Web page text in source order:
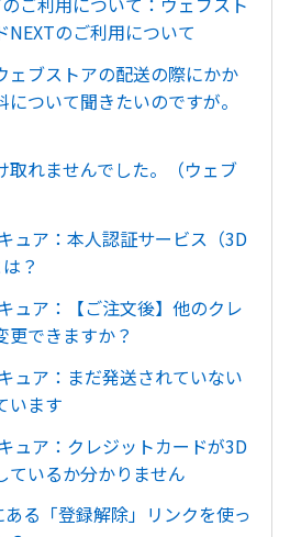
NEXTのご利用について
ェブストアの配送の際にかか
ついて聞きたいのですが。
取れませんでした。（ウェブ
ア：本人認証サービス（3D
？
ア：【ご注文後】他のクレ
更できますか？
ア：まだ発送されていない
います
ア：クレジットカードが3D
ているか分かりません
る「登録解除」リンクを使っ